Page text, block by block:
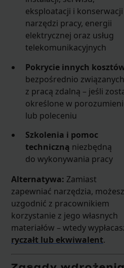
eksploatacji i konserwacji
narzędzi pracy, energii
elektrycznej oraz usług
telekomunikacyjnych
Pokrycie innych
bezpośrednio związanych
z pracą zdalną – jeśli
określone w
lub poleceniu
Szkolenia i pomoc
techniczną niezbędną
do wykonywania pracy
Alternatywa: Zamiast
zapewniać narzędzia, możesz
uzgodnić z pracownikiem
korzystanie z jego własnych
materiałów – wtedy
ryczałt lub ekwiwalent.